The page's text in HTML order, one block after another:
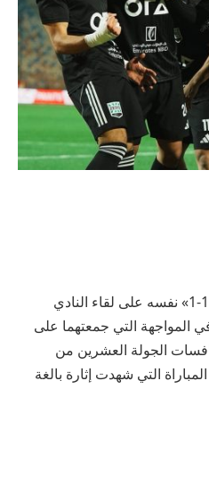
فرض التعادل الإيجابي بنتيجة «1-1» نفسه على لقاء النادي
المواجهة التي جمعتهما على
الجولة العشرين من
التي شهدت إثارة بالغة